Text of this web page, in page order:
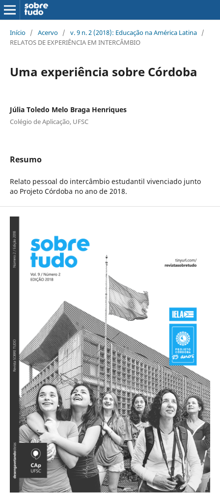
Início / Acervo / v. 9 n. 2 (2018): Educação na América Latina /
RELATOS DE EXPERIÊNCIA EM INTERCÂMBIO
Uma experiência sobre Córdoba
Júlia Toledo Melo Braga Henriques
Colégio de Aplicação, UFSC
Resumo
Relato pessoal do intercâmbio estudantil vivenciado junto
ao Projeto Córdoba no ano de 2018.